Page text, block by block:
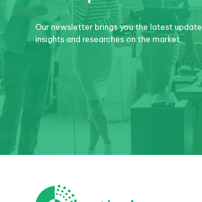
Our newsletter brings you the latest
insights and researches on the market.